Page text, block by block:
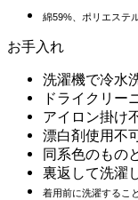
綿59%、ポリエステ
お手入れ
洗濯機で冷水
ドライクリー
アイロン掛け
漂白剤使用不
同系色のもの
裏返して洗濯
着用前に洗濯するこ